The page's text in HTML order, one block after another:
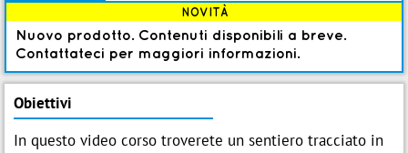
Obiettivi
In questo video corso troverete un sentiero tracciato in
NOVITÀ
Nuovo prodotto. Contenuti disponibili a breve.
Contattateci per maggiori informazioni.